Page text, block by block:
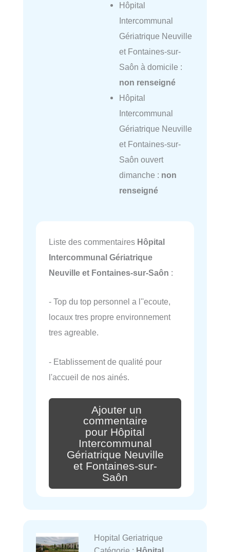
Hôpital
Intercommunal
Gériatrique Neuville
et Fontaines-sur-
Saôn à domicile :
non renseigné
Hôpital
Intercommunal
Gériatrique Neuville
et Fontaines-sur-
Saôn ouvert
dimanche : non
renseigné
Liste des commentaires Hôpital
Intercommunal Gériatrique
Neuville et Fontaines-sur-Saôn :
- Top du top personnel a l''ecoute,
locaux tres propre environnement
tres agreable.
- Etablissement de qualité pour
l'accueil de nos ainés.
Ajouter un
commentaire
pour Hôpital
Intercommunal
Gériatrique Neuville
et Fontaines-sur-
Saôn
Hopital Geriatrique